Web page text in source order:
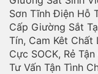
Sơn Tĩnh Điện Hỗ
Cấp Giường Sắt
Tín, Cam Kêt Chất
Cực SOCK, Rẻ
Tư Vấn Tận Tình